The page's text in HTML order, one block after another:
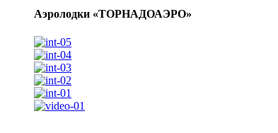
Аэролодки «ТОРНАДОАЭРО»